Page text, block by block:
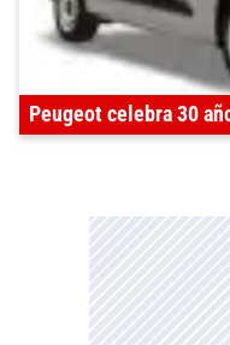
Peugeot celebra 30